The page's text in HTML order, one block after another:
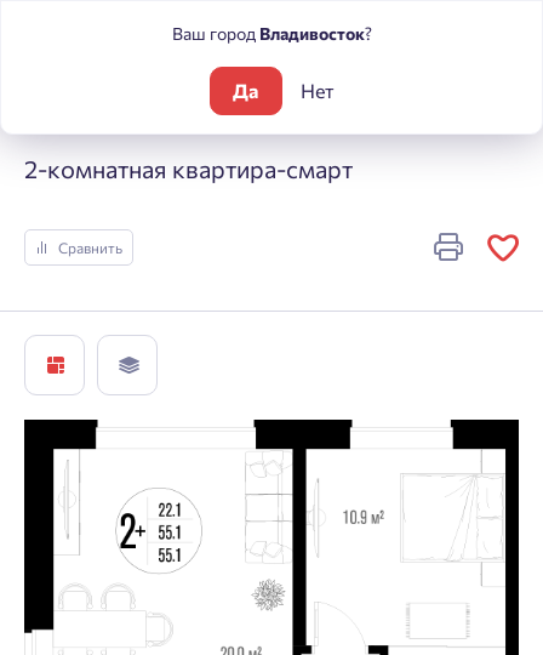
Центральный
2-комнатная квартира-смарт
Сравнить
Ваш город Владивосток?
Да Нет